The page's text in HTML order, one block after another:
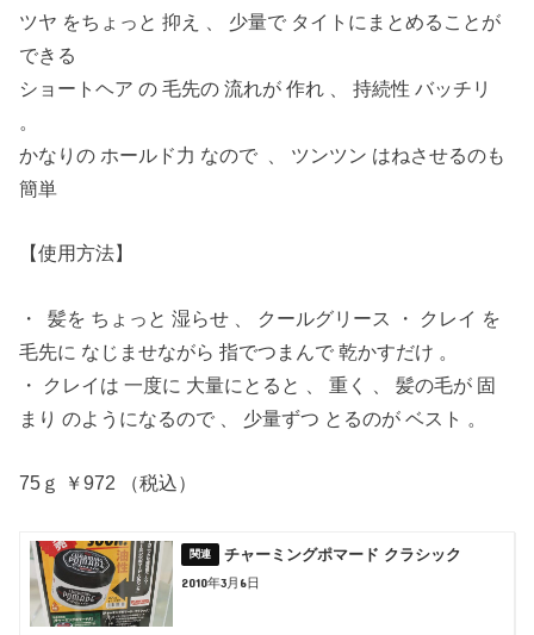
ツヤ をちょっと 抑え 、 少量で タイトにまとめることが
できる
ショートヘア の 毛先の 流れが 作れ 、 持続性 バッチリ
。
かなりの ホールド力 なので 、 ツンツン はねさせるのも
簡単
【使用方法】
・ 髪を ちょっと 湿らせ 、 クールグリース ・ クレイ を
毛先に なじませながら 指でつまんで 乾かすだけ 。
・ クレイは 一度に 大量にとると 、 重く 、 髪の毛が 固
まり のようになるので 、 少量ずつ とるのが ベスト 。
75ｇ ￥972 （税込）
チャーミングポマード クラシック
2010年3月6日